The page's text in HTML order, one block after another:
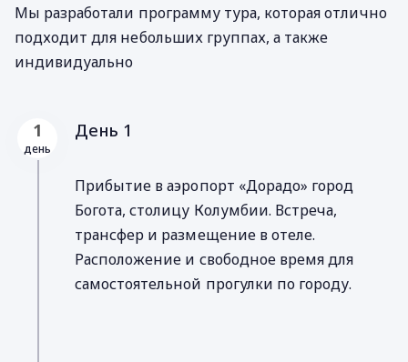
Мы разработали программу тура, которая отлично
подходит для небольших группах, а также
индивидуально
1
день
День 1
Прибытие в аэропорт «Дорадо» город
Богота, столицу Колумбии. Встреча,
трансфер и pазмещение в отеле.
Расположение и свободное время для
самостоятельной прогулки по городу.